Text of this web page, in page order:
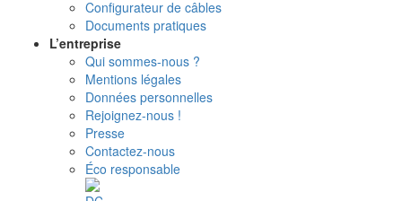
Configurateur de câbles
Documents pratiques
L’entreprise
Qui sommes-nous ?
Mentions légales
Données personnelles
Rejoignez-nous !
Presse
Contactez-nous
Éco responsable